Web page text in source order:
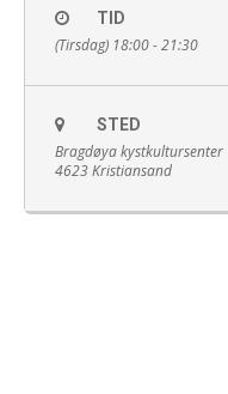
Velkommen til Bragdøya!
TID
(Tirsdag) 18:00 - 21:30
STED
Bragdøya kystkultursenter
4623 Kristiansand